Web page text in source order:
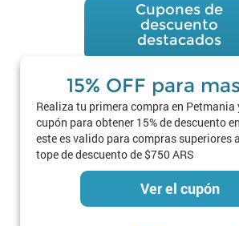
Cupones de
descuento
destacados
15% OFF para
Realiza tu primera compra en
cupón para obtener 15% de descuento
este es valido para compras superiores
tope de descuento de $750 ARS
Ver el cupón